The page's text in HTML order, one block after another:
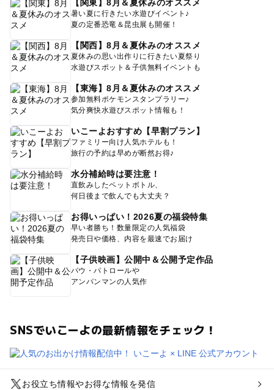
【関東】8月＆夏休みのオススメ
暑い夏に行きたい水遊びイベント♪
夏の定番恐竜＆昆虫展も開催！
【関西】8月＆夏休みのオススメ
夏休みの思い出作りに行きたい夏祭り
水遊びスポット＆子供無料イベントも
【東海】8月＆夏休みのオススメ
参加無料ポケモンスタンプラリー♪
気分爽快水遊びスポット情報も！
いこーよおすすめ【早割プラン】
ファミリー向け人気ホテルも！
旅行の予約は早めが断然お得♪
水分補給時は要注意！
直飲みしたペットボトル、
何日後まで飲んでも大丈夫？
お得いっぱい！2026夏の福袋特集
早い者勝ち！数量限定の人気福袋
発売日や価格、内容を最速でお届け
【子供映画】公開中＆公開予定作品
パウ・パトロールや
アンパンマンの人気作
SNSでいこーよの最新情報をチェック！
お役立ち情報やお得な情報を発信